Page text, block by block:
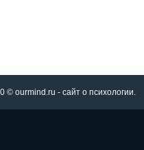
© ourmind.ru - сайт о психологии.